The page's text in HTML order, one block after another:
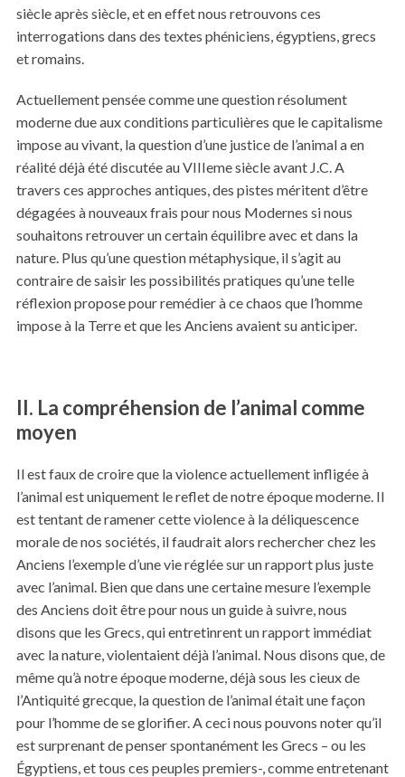
siècle après siècle, et en effet nous retrouvons ces
interrogations dans des textes phéniciens, égyptiens, grecs
et romains.
Actuellement pensée comme une question résolument
moderne due aux conditions particulières que le capitalisme
impose au vivant, la question d’une justice de l’animal a en
réalité déjà été discutée au VIIIeme siècle avant J.C. A
travers ces approches antiques, des pistes méritent d’être
dégagées à nouveaux frais pour nous Modernes si nous
souhaitons retrouver un certain équilibre avec et dans la
nature. Plus qu’une question métaphysique, il s’agit au
contraire de saisir les possibilités pratiques qu’une telle
réflexion propose pour remédier à ce chaos que l’homme
impose à la Terre et que les Anciens avaient su anticiper.
II. La compréhension de l’animal comme
moyen
Il est faux de croire que la violence actuellement infligée à
l’animal est uniquement le reflet de notre époque moderne. Il
est tentant de ramener cette violence à la déliquescence
morale de nos sociétés, il faudrait alors rechercher chez les
Anciens l’exemple d’une vie réglée sur un rapport plus juste
avec l’animal. Bien que dans une certaine mesure l’exemple
des Anciens doit être pour nous un guide à suivre, nous
disons que les Grecs, qui entretinrent un rapport immédiat
avec la nature, violentaient déjà l’animal. Nous disons que, de
même qu’à notre époque moderne, déjà sous les cieux de
l’Antiquité grecque, la question de l’animal était une façon
pour l’homme de se glorifier. A ceci nous pouvons noter qu’il
est surprenant de penser spontanément les Grecs – ou les
Égyptiens, et tous ces peuples premiers-, comme entretenant
S
e
a
c
h
f
o
: